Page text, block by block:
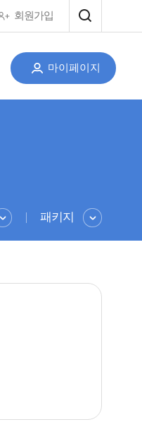
회원가입
마이페이지
패키지